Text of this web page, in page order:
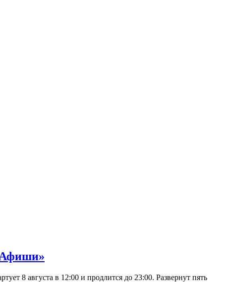
Афиши»
8 августа в 12:00 и продлится до 23:00. Развернут пять